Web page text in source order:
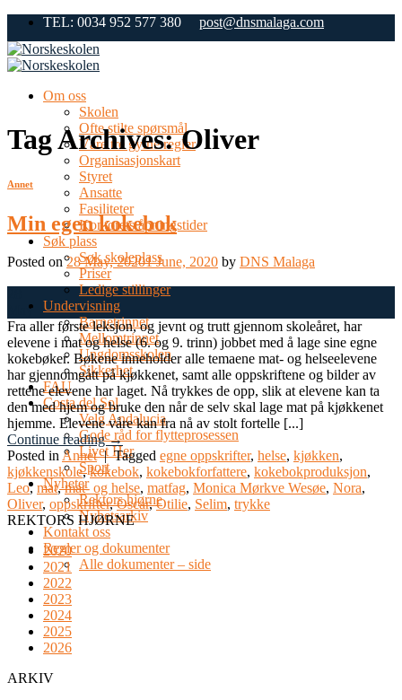
Skip
content
TEL: 0034 952 577 380 post@dnsmalaga.com
Om oss
Skolen
Ofte stilte spørsmål
Våre tre gylne regler
Organisasjonskart
Styret
Ansatte
Fasiliteter
Kontorets åpningstider
Søk plass
Søk skoleplass
Priser
Ledige stillinger
Undervisning
Barnetrinnet
Mellomtrinnet
Ungdomsskolen
Sikkerhet
FAU
Costa del Sol
Velg Andalucia
Gode råd for flytteprosessen
Livet Her
Sport
Nyheter
Rektors hjørne
Nyhetsarkiv
Kontakt oss
Regler og dokumenter
Alle dokumenter – side
Tag Archives:Oliver
Annet
Min egen kokebok
Posted on28 May, 20201 June, 2020 by DNS Malaga
May
Fra aller første leksjon, og jevnt og trutt gjennom skoleåret, har
elevene i mat og helse (6. og 9. trinn) jobbet med å lage sine egne
kokebøker. Bøkene inneholder alle temaene mat- og helseelevene
har gjennomgått på kjøkkenet, samt alle oppskriftene og bilder av
rettene elevene har laget. Nå trykkes de opp, slik at elevene kan ta
den med hjem og bruke den når de selv skal lage mat på kjøkkenet
hjemme. Elevene våre kan fra nå av stolt fortelle [...]
Continue reading→
Posted in Annet | Tagged egne oppskrifter, helse, kjøkken,
kjøkkenskole,kokebok, kokebokforfattere, kokebokproduksjon,
Leo, mat,mat- og helse, matfag, Monica Mørkve Wesøe, Nora,
Oliver, oppskrifter,Oscar,Otilie, Selim, trykke
REKTORS HJØRNE
2020
2021
2022
2023
2024
2025
2026
ARKIV